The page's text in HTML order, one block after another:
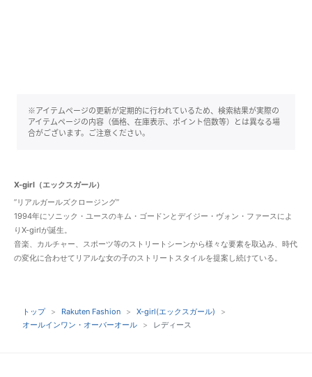
※アイテムページの更新が定期的に行われているため、検索結果が実際の
アイテムページの内容（価格、在庫表示、ポイント倍数等）とは異なる場
合がございます。ご注意ください。
X-girl（エックスガール）
”リアルガールズクロージング”
1994年にソニック・ユースのキム・ゴードンとデイジー・ヴォン・ファースによ
りX-girlが誕生。
音楽、カルチャー、スポーツ等のストリートシーンから様々な要素を取込み、時代
の変化に合わせてリアルな女の子のストリートスタイルを提案し続けている。
トップ Rakuten Fashion
X-girl(エックスガール)
オールインワン・オーバーオール
レディース